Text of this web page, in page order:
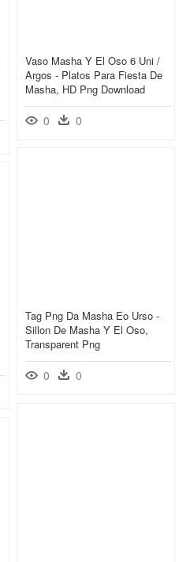
Vaso Masha Y El Oso 6 Uni /
Argos - Platos Para Fiesta De
Masha, HD Png Download
0 0
Tag Png Da Masha Eo Urso -
Sillon De Masha Y El Oso,
Transparent Png
0 0